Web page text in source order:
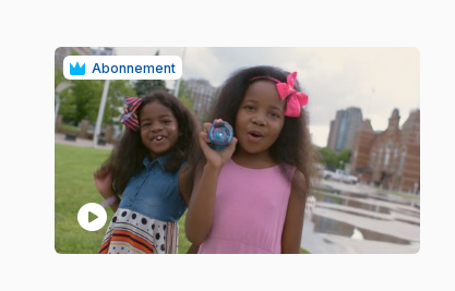
Abonnement
play_circle